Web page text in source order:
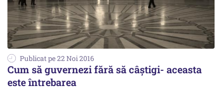
Publicat pe 22 Noi 2016
Cum să guvernezi fără să câștigi- aceasta
este întrebarea